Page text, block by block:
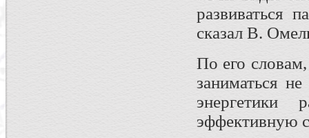
развиваться
сказал В.
По его
заниматься
энергетики
эффективную